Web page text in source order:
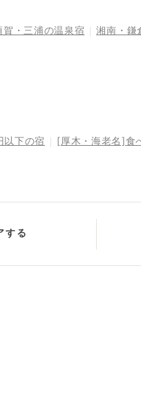
賀・三浦の温泉宿 湘南・鎌
以下の宿
[厚木・海老名]食
する